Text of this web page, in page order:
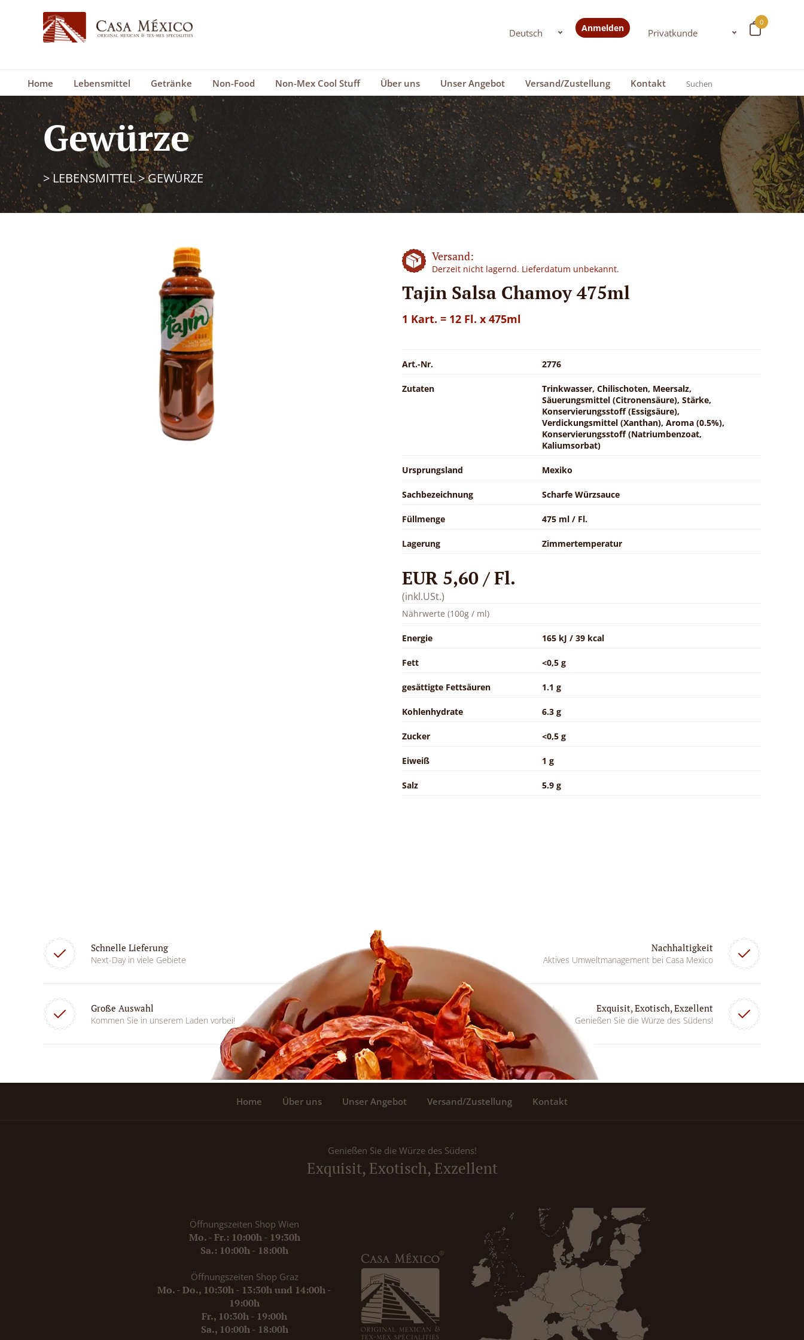
0
Anmelden
Home Lebensmittel Getränke Non-Food Non-Mex Cool Stuff Über uns Unser Angebot Versand/Zustellung Kontakt
Gewürze
>LEBENSMITTEL>GEWÜRZE
Versand:
Derzeit nicht lagernd. Lieferdatum unbekannt.
Tajin Salsa Chamoy 475ml
1 Kart. = 12 Fl. x 475ml
Art.-Nr. 2776
Zutaten
Trinkwasser, Chilischoten, Meersalz,
Säuerungsmittel (Citronensäure), Stärke,
Konservierungsstoff (Essigsäure),
Verdickungsmittel (Xanthan), Aroma (0.5%),
Konservierungsstoff (Natriumbenzoat,
Kaliumsorbat)
Ursprungsland Mexiko
Sachbezeichnung Scharfe Würzsauce
Füllmenge 475 ml / Fl.
Lagerung Zimmertemperatur
EUR 5,60 / Fl.
(inkl.USt.)
Nährwerte (100g / ml)
Energie 165 kJ / 39 kcal
Fett <0,5 g
gesättigte Fettsäuren 1.1 g
Kohlenhydrate 6.3 g
Zucker <0,5 g
Eiweiß 1 g
Salz 5.9 g
Schnelle Lieferung
Next-Day in viele Gebiete
Nachhaltigkeit
Aktives Umweltmanagement bei Casa Mexico
Große Auswahl
Kommen Sie in unserem Laden vorbei!
Exquisit, Exotisch, Exzellent
Genießen Sie die Würze des Südens!
Home Über uns Unser Angebot Versand/Zustellung Kontakt
Genießen Sie die Würze des Südens!
Exquisit, Exotisch, Exzellent
Öffnungszeiten Shop Wien
Mo. - Fr.: 10:00h - 19:30h
Sa.: 10:00h - 18:00h
Öffnungszeiten Shop Graz
Mo. - Do., 10:30h - 13:30h und 14:00h -
19:00h
Fr., 10:30h - 19:00h
Sa., 10:00h - 18:00h